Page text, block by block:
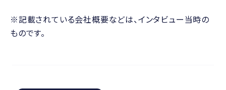
※記載されている会社概要などは、インタビュー当時の
ものです。